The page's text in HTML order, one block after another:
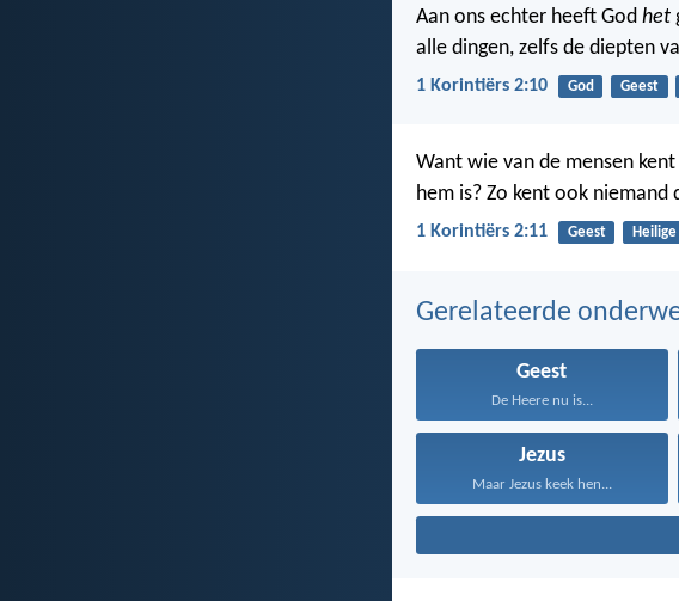
Aan ons echter heeft God het
alle dingen, zelfs de diepten
1 Korintiërs 2:10 God Geest
Want wie van de mensen
hem is? Zo kent ook niemand
1 Korintiërs 2:11 Geest
Gerelateerde
Geest
De Heere nu is...
Jezus
Maar Jezus keek hen...